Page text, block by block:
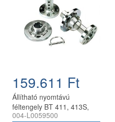
159.611 Ft
Állítható nyomtávú
féltengely BT 411, 413S,
417S kultivátorhoz, Bertolini
004-L0059500